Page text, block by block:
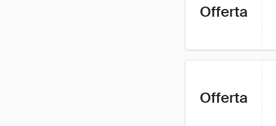
Offerta
Offerta